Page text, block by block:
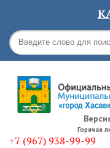
Горячая
+7 (967) 938-99-99